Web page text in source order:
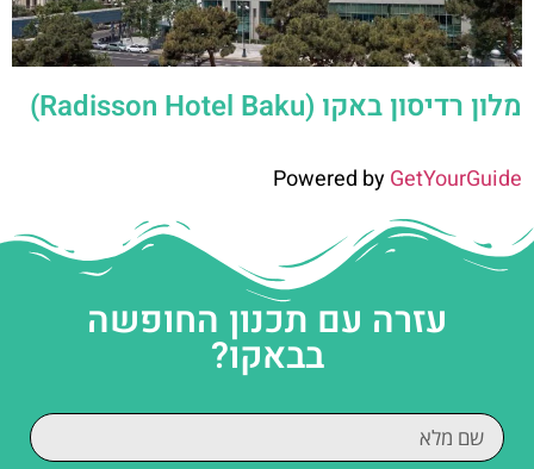
מלון רדיסון באקו (Radisson Hotel Baku)
Powered byGetYourGuide
עזרה עם תכנון החופשה
בבאקו?